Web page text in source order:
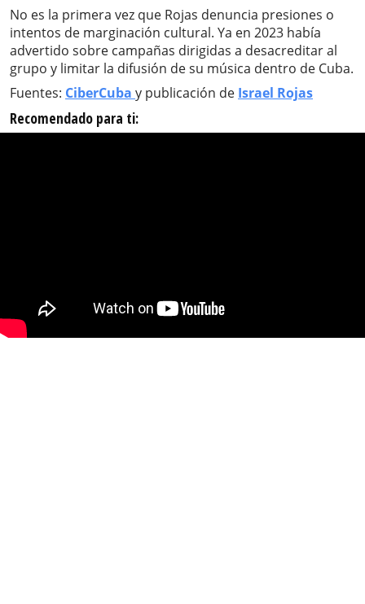
No es la primera vez que Rojas denuncia presiones o
intentos de marginación cultural. Ya en 2023 había
advertido sobre campañas dirigidas a desacreditar al
grupo y limitar la difusión de su música dentro de Cuba.
Fuentes: CiberCuba y publicación de Israel Rojas
Recomendado para ti: